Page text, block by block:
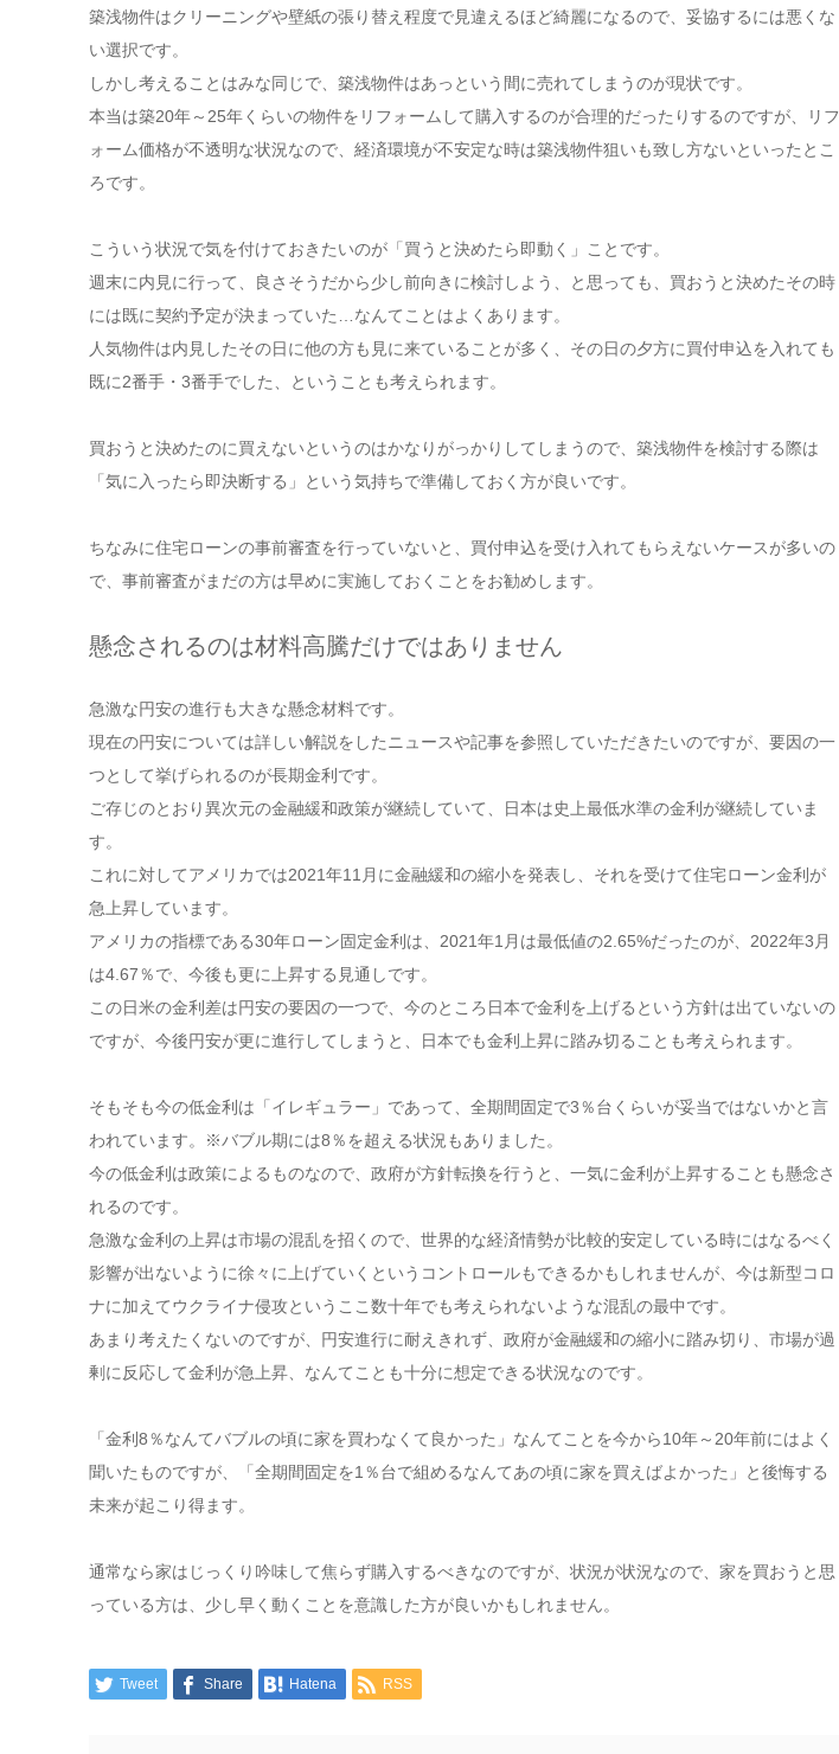
築浅物件はクリーニングや壁紙の張り替え程度で見違えるほど綺麗になるので、妥協するには悪くな
い選択です。
しかし考えることはみな同じで、築浅物件はあっという間に売れてしまうのが現状です。
本当は築20年～25年くらいの物件をリフォームして購入するのが合理的だったりするのですが、リフ
ォーム価格が不透明な状況なので、経済環境が不安定な時は築浅物件狙いも致し方ないといったとこ
ろです。
こういう状況で気を付けておきたいのが「買うと決めたら即動く」ことです。
週末に内見に行って、良さそうだから少し前向きに検討しよう、と思っても、買おうと決めたその時
には既に契約予定が決まっていた…なんてことはよくあります。
人気物件は内見したその日に他の方も見に来ていることが多く、その日の夕方に買付申込を入れても
既に2番手・3番手でした、ということも考えられます。
買おうと決めたのに買えないというのはかなりがっかりしてしまうので、築浅物件を検討する際は
「気に入ったら即決断する」という気持ちで準備しておく方が良いです。
ちなみに住宅ローンの事前審査を行っていないと、買付申込を受け入れてもらえないケースが多いの
で、事前審査がまだの方は早めに実施しておくことをお勧めします。
懸念されるのは材料高騰だけではありません
急激な円安の進行も大きな懸念材料です。
現在の円安については詳しい解説をしたニュースや記事を参照していただきたいのですが、要因の一
つとして挙げられるのが長期金利です。
ご存じのとおり異次元の金融緩和政策が継続していて、日本は史上最低水準の金利が継続していま
す。
これに対してアメリカでは2021年11月に金融緩和の縮小を発表し、それを受けて住宅ローン金利が
急上昇しています。
アメリカの指標である30年ローン固定金利は、2021年1月は最低値の2.65%だったのが、2022年3月
は4.67％で、今後も更に上昇する見通しです。
この日米の金利差は円安の要因の一つで、今のところ日本で金利を上げるという方針は出ていないの
ですが、今後円安が更に進行してしまうと、日本でも金利上昇に踏み切ることも考えられます。
そもそも今の低金利は「イレギュラー」であって、全期間固定で3％台くらいが妥当ではないかと言
われています。※バブル期には8％を超える状況もありました。
今の低金利は政策によるものなので、政府が方針転換を行うと、一気に金利が上昇することも懸念さ
れるのです。
急激な金利の上昇は市場の混乱を招くので、世界的な経済情勢が比較的安定している時にはなるべく
影響が出ないように徐々に上げていくというコントロールもできるかもしれませんが、今は新型コロ
ナに加えてウクライナ侵攻というここ数十年でも考えられないような混乱の最中です。
あまり考えたくないのですが、円安進行に耐えきれず、政府が金融緩和の縮小に踏み切り、市場が過
剰に反応して金利が急上昇、なんてことも十分に想定できる状況なのです。
「金利8％なんてバブルの頃に家を買わなくて良かった」なんてことを今から10年～20年前にはよく
聞いたものですが、「全期間固定を1％台で組めるなんてあの頃に家を買えばよかった」と後悔する
未来が起こり得ます。
通常なら家はじっくり吟味して焦らず購入するべきなのですが、状況が状況なので、家を買おうと思
っている方は、少し早く動くことを意識した方が良いかもしれません。
Tweet Share Hatena RSS